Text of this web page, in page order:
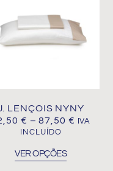
LENÇOIS NYNY
€ – 87,50 €
IVA
INCLUÍDO
VER OPÇÕES
multiple
variants.
chosen
on
product